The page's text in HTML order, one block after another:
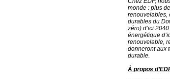
monde : plus
renouvelables,
durables du
zéro) d’ici
énergétique
renouvelable,
donneront aux
durable.
À propos